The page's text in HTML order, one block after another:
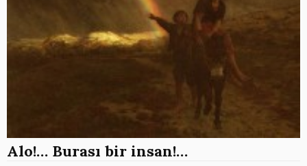
Alo!… Burası bir insan!…